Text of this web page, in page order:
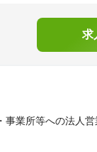
求
事業所等への法人